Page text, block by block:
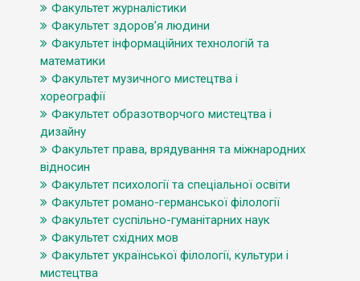
Факультет журналістики
Факультет здоров’я людини
Факультет інформаційних технологій та
математики
Факультет музичного мистецтва і
хореографії
Факультет образотворчого мистецтва і
дизайну
Факультет права, врядування та міжнародних
відносин
Факультет психології та спеціальної освіти
Факультет романо-германської філології
Факультет суспільно-гуманітарних наук
Факультет східних мов
Факультет української філології, культури і
мистецтва